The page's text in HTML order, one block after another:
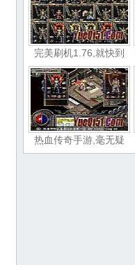
完美刷机1.76,就快到
热血传奇手游,毫无疑